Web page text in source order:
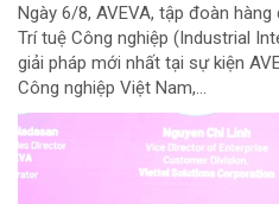
Ngày 6/8, AVEVA, tập đoàn
Trí tuệ Công nghiệp (Industrial
giải pháp mới nhất tại sự kiện
Công nghiệp Việt Nam,...